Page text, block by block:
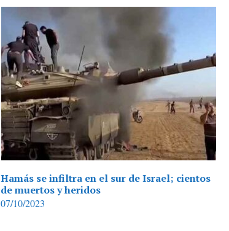
Hamás se infiltra en el sur de Israel; cientos
de muertos y heridos
07/10/2023